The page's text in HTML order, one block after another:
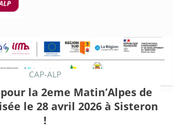
CAP-ALP
la 2eme Matin’Alpes de
le 28 avril 2026 à Sisteron
!